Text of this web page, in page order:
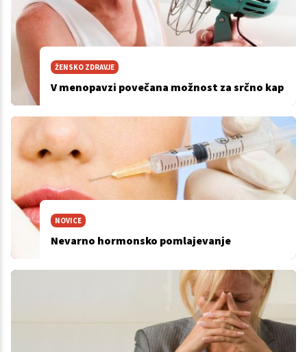
ŽENSKO ZDRAVJE
V menopavzi povečana možnost za srčno kap
NOVICE
Nevarno hormonsko pomlajevanje